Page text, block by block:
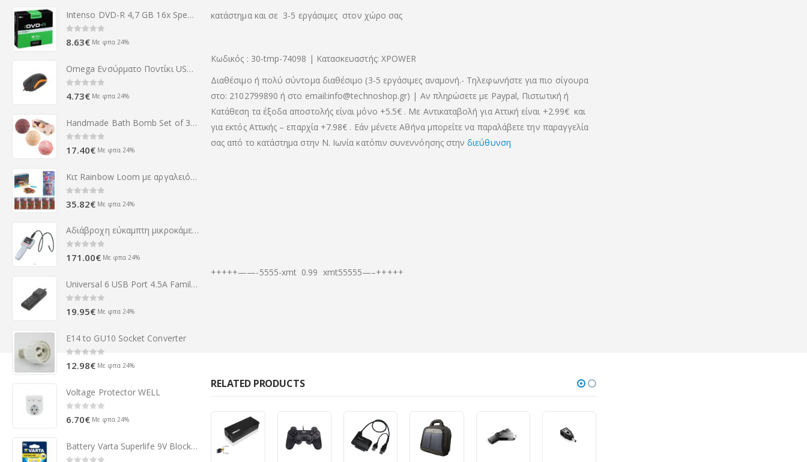
κατάστημα και σε 3-5 εργάσιμες στον χώρο σας
Κωδικός : 30-tmp-74098 | Κατασκευαστής: XPOWER
Διαθέσιμο ή πολύ σύντομα διαθέσιμο (3-5 εργάσιμες αναμονή.- Τηλεφωνήστε για πιο σίγουρα
στο: 2102799890 ή στο email:info@technoshop.gr) | Αν πληρώσετε με Paypal, Πιστωτική ή
Κατάθεση τα έξοδα αποστολής είναι μόνο +5.5€ . Με Αντικαταβολή για Αττική είναι +2.99€ και
για εκτός Αττικής – επαρχία +7.98€ . Εάν μένετε Αθήνα μπορείτε να παραλάβετε την παραγγελία
σας από το κατάστημα στην Ν. Ιωνία κατόπιν συνεννόησης στηνδιεύθυνση
+++++——-5555-xmt 0.99 xmt55555—–+++++
RELATED PRODUCTS
Intenso DVD-R 4,7 GB 16x Speed - 10pcs Slim Case
0 out of 5
8.63€ Με φπα 24%
Omega Ενσύρματο Ποντίκι USB πορτοκαλί OM-07VO
0out of 5
4.73€ Με φπα 24%
Handmade Bath Bomb Set of 3 - Cupcake Fragrance Gift Box
0 out of 5
17.40€ Με φπα 24%
Κιτ Rainbow Loom με αργαλειό Monster Tail, αργαλειό Finger Loom και 4800 λαστιχάκια
35.82€ Με φπα 24%
Αδιάβροχη εύκαμπτη μικροκάμερα
0 out of 5
171.00€ Με φπα 24%
Universal 6 USB Port 4.5A Family Charger w/switch Platinet
0 out of 5
19.95€ Με φπα 24%
E14 to GU10 Socket Converter
0 out of 5
12.98€ Με φπα 24%
Voltage Protector WELL
0out of 5
6.70€ Με φπα 24%
Battery Varta Superlife 9V Block (1 pcs)